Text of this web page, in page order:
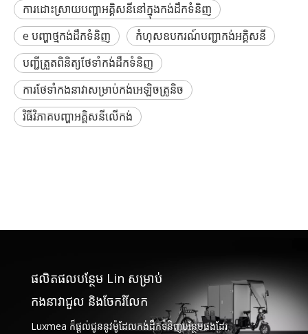
ការដោះស្រាយបញ្ហាអគ្គិសនីនៅក្នុងកង់ដឹកទំនិញ
e បញ្ហាថ្មកង់ដឹកទំនិញ
កំហុសឧបករណ៍បញ្ជាកង់អគ្គិសនី
បញ្ជីត្រួតពិនិត្យថែទាំកង់ដឹកទំនិញ
ការថែទាំកងនាវាសម្រាប់កង់អេឡិចត្រូនិច
វិធី​វិភាគ​បញ្ហា​អគ្គិសនី​លើ​កង់
ផលិតផលបន្ថែម Lin សម្រាប់
កងនាវាជួល និងចែករំលែក
Luxmea ក៏ផ្តល់ជូននូវម៉ូដែលកង់ដឹកទំនិញបន្ថែមផងដែរ